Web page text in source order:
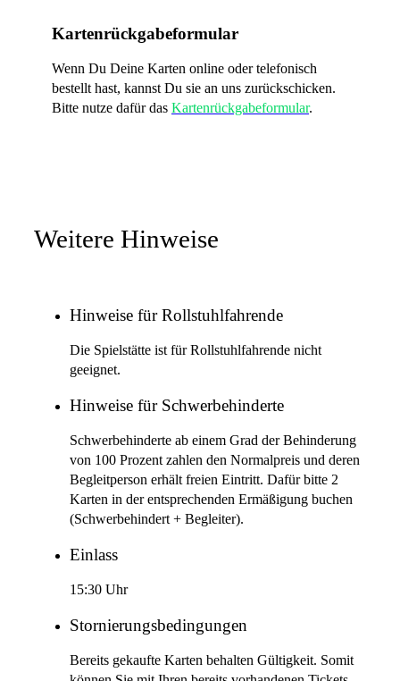
Kartenrückgabeformular
Wenn Du Deine Karten online oder telefonisch
bestellt hast, kannst Du sie an uns zurückschicken.
Bitte nutze dafür das Kartenrückgabeformular.
Weitere Hinweise
Hinweise für Rollstuhlfahrende
Die Spielstätte ist für Rollstuhlfahrende nicht
geeignet.
Hinweise für Schwerbehinderte
Schwerbehinderte ab einem Grad der Behinderung
von 100 Prozent zahlen den Normalpreis und deren
Begleitperson erhält freien Eintritt. Dafür bitte 2
Karten in der entsprechenden Ermäßigung buchen
(Schwerbehindert + Begleiter).
Einlass
15:30 Uhr
Stornierungsbedingungen
Bereits gekaufte Karten behalten Gültigkeit. Somit